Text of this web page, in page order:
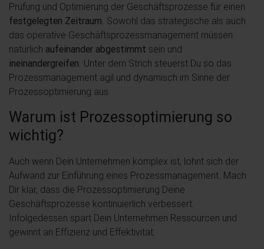
Prüfung und Optimierung der Geschäftsprozesse für einen
festgelegten Zeitraum. Sowohl das strategische als auch
das operative Geschäftsprozessmanagement müssen
natürlich aufeinander abgestimmt sein und
ineinandergreifen. Unter dem Strich steuerst Du so das
Prozessmanagement agil und dynamisch im Sinne der
Prozessoptimierung aus.
Warum ist Prozessoptimierung so
wichtig?
Auch wenn Dein Unternehmen komplex ist, lohnt sich der
Aufwand zur Einführung eines Prozessmanagement. Mach
Dir klar, dass die Prozessoptimierung Deine
Geschäftsprozesse kontinuierlich verbessert.
Infolgedessen spart Dein Unternehmen Ressourcen und
gewinnt an Effizienz und Effektivität.